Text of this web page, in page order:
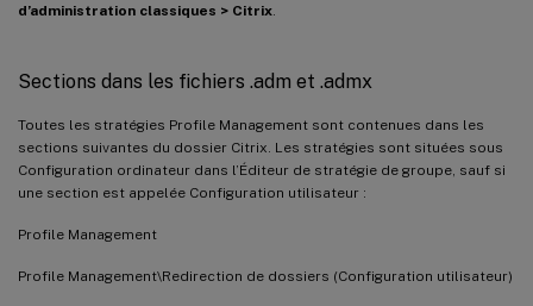
d’administration classiques > Citrix
Sections dans les fichiers .adm et .admx
Toutes les stratégies Profile Management sont contenues dans les
sections suivantes du dossier Citrix. Les stratégies sont situées sous
Configuration ordinateur dans l’Éditeur de stratégie de groupe, sauf si
une section est appelée Configuration utilisateur :
Profile Management
Profile Management\Redirection de dossiers (Configuration utilisateur)